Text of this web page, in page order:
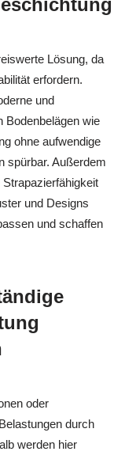
Lösung, da
erfordern.
und
Bodenbelägen wie
ohne aufwendige
spürbar. Außerdem
und Designs
und schaffen
oder
durch
werden hier